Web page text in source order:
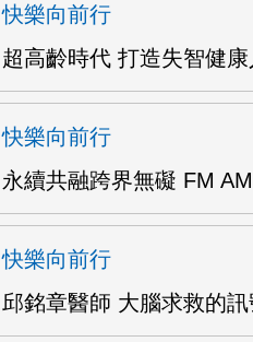
快樂向前行
超高齡時代 打造失智健
快樂向前行
永續共融跨界無礙 FM AM
快樂向前行
邱銘章醫師 大腦求救的